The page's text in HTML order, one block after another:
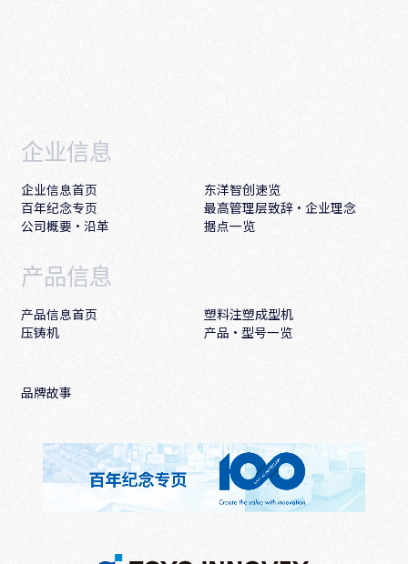
企业信息
企业信息首页
东洋智创速览
百年纪念专页
最高管理层致辞·企业理念
公司概要・沿革
据点一览
产品信息
产品信息首页
塑料注塑成型机
压铸机
产品·型号一览
品牌故事